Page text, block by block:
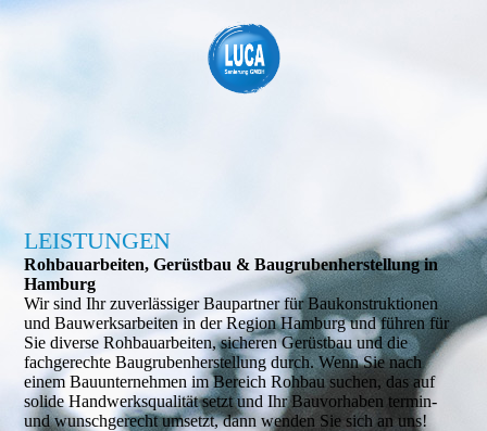
LEISTUNGEN
Rohbauarbeiten, Gerüstbau & Baugrubenherstellung in
Hamburg
Wir sind Ihr zuverlässiger Baupartner für Baukonstruktionen
und Bauwerksarbeiten in der Region Hamburg und führen für
Sie diverse Rohbauarbeiten, sicheren Gerüstbau und die
fachgerechte Baugrubenherstellung durch. Wenn Sie nach
einem Bauunternehmen im Bereich Rohbau suchen, das auf
solide Handwerksqualität setzt und Ihr Bauvorhaben termin-
und wunschgerecht umsetzt, dann wenden Sie sich an uns!